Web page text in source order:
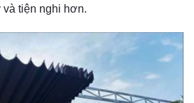
và tiện nghi hơn.